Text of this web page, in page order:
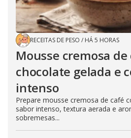
RECEITAS DE PESO / HÁ 5 HORAS
Mousse cremosa
chocolate gelada e
intenso
Prepare mousse cremosa de café
sabor intenso, textura aerada e
sobremesas...